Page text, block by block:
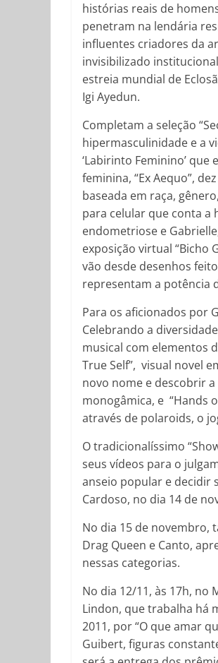
histórias reais de
penetram na lendária
influentes criadores da
invisibilizado
estreia mundial de
Igi Ayedun.
Completam a seleção
hipermasculinidade e a
‘Labirinto Feminino’
feminina, “Ex Aequo”,
baseada em raça,
para celular que conta a
endometriose e
exposição virtual “Bicho
vão desde desenhos
representam a potência
Para os aficionados por
Celebrando a
musical com elementos
True Self”, visual novel
novo nome e descobrir
monogâmica, e “Hands
através de polaroids, o
O tradicionalíssimo
seus vídeos para o
anseio popular e decidir
Cardoso, no dia 14 de
No dia 15 de novembro,
Drag Queen e Canto,
nessas categorias.
No dia 12/11, às 17h,
Lindon, que trabalha há
2011, por “O que amar
Guibert, figuras